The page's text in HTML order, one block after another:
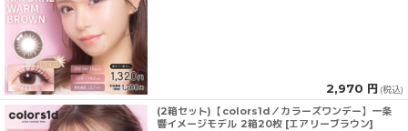
2,970 円 (税込)
(2箱セット)【colors1d／カラーズワンデー】一条
響イメージモデル 2箱20枚 [エアリーブラウン]